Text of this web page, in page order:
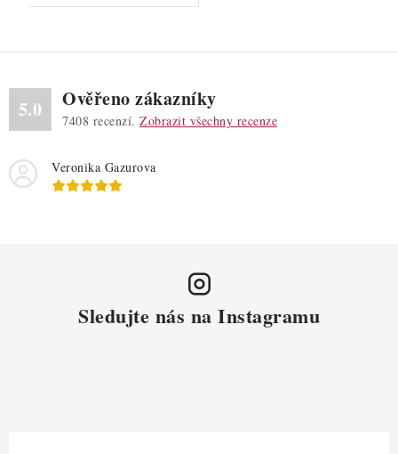
5.0 Ověřeno zákazníky
7408 recenzí. Zobrazit všechny recenze
Veronika Gazurova
Sledujte nás na Instagramu